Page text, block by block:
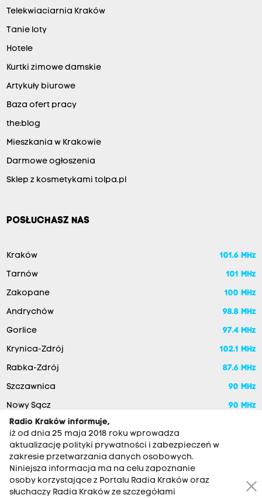
Telekwiaciarnia Kraków
Tanie loty
Hotele
Kurtki zimowe damskie
Artykuły biurowe
Baza ofert pracy
the:blog
Mieszkania w Krakowie
Darmowe ogłoszenia
Sklep z kosmetykami tolpa.pl
POSŁUCHASZ NAS
Kraków 101.6 MHz
Tarnów 101 MHz
Zakopane 100 MHz
Andrychów 98.8 MHz
Gorlice 97.4 MHz
Krynica-Zdrój 102.1 MHz
Rabka-Zdrój 87.6 MHz
Szczawnica 90 MHz
Nowy Sącz
90 MHz
Radio Kraków informuje,
iż od dnia 25 maja 2018 roku wprowadza
aktualizację polityki prywatności i zabezpieczeń w
zakresie przetwarzania danych osobowych.
Niniejsza informacja ma na celu zapoznanie
osoby korzystające z Portalu Radia Kraków oraz
słuchaczy Radia Kraków ze szczegółami